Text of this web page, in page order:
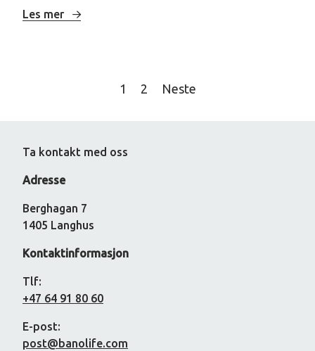
Les mer
Posts
1 2 Neste
Ta kontakt med oss
Adresse
Berghagan 7
1405 Langhus
Kontaktinformasjon
Tlf:
+47 64 91 80 60
E-post:
post@banolife.com